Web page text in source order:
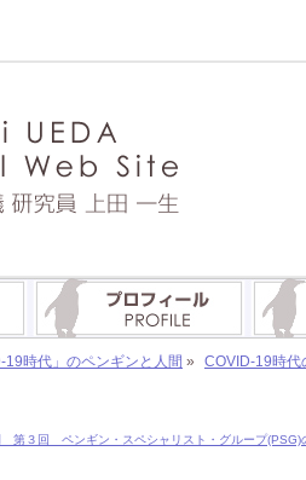
19時代」のペンギンと人間 »
COVID-19時
第３回 ペンギン・スペシャリスト・グループ(PSG)